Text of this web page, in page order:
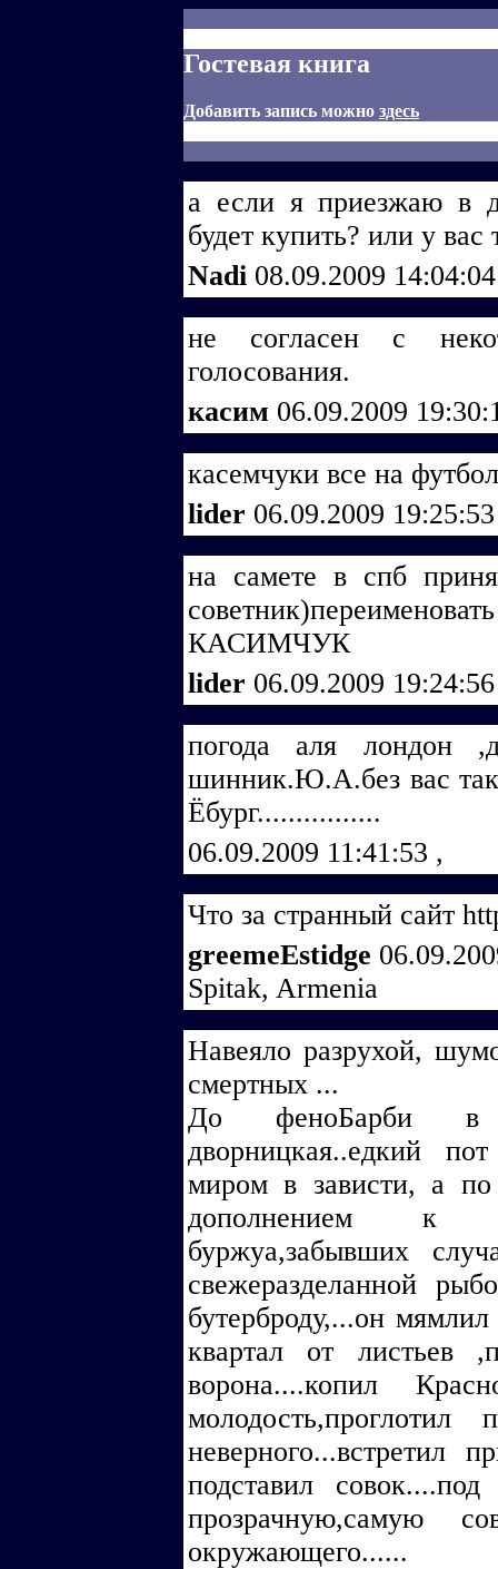
Гостевая книга
Добавить запись можно здесь
а если я приезжаю в
будет купить? или у
Nadi 08.09.2009
не согласен с
голосования.
касим 06.09.2009
касемчуки все на футбол
lider 06.09.2009
на самете в спб
КАСИМЧУК
lider 06.09.2009
погода аля лондон
шинник.Ю.А.без вас так
Ёбург................
06.09.2009 11:41:53 ,
Что за странный сайт
greemeEstidge
Spitak, Armenia
Навеяло разрухой,
смертных ...
До феноБарби в
дворницкая..едкий
миром в зависти, а по
дополнением к
буржуа,забывших
свежеразделанной
бутерброду,...он
квартал от листьев
ворона....копил
молодость,проглотил
неверного...встретил
подставил
прозрачную,самую
окружающего......